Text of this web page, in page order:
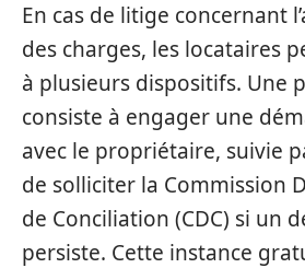
En cas de litige concernant
des charges, les locataires
à plusieurs dispositifs. Une
consiste à engager une
avec le propriétaire, suivie
de solliciter la Commission
de Conciliation (CDC) si un
persiste. Cette instance